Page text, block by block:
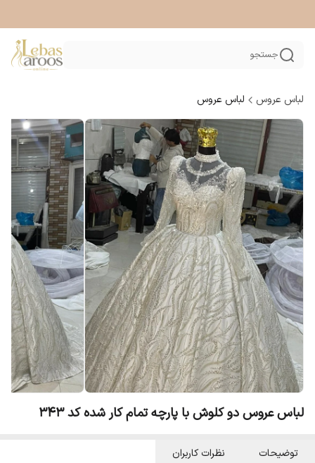
جستجو
لباس عروس لباس عروس
لباس عروس دو کلوش با پارچه تمام کار شده کد ۳۴۳
توضیحات نظرات کاربران